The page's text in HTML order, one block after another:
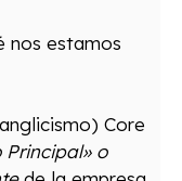
nos estamos
Core
Principal» o